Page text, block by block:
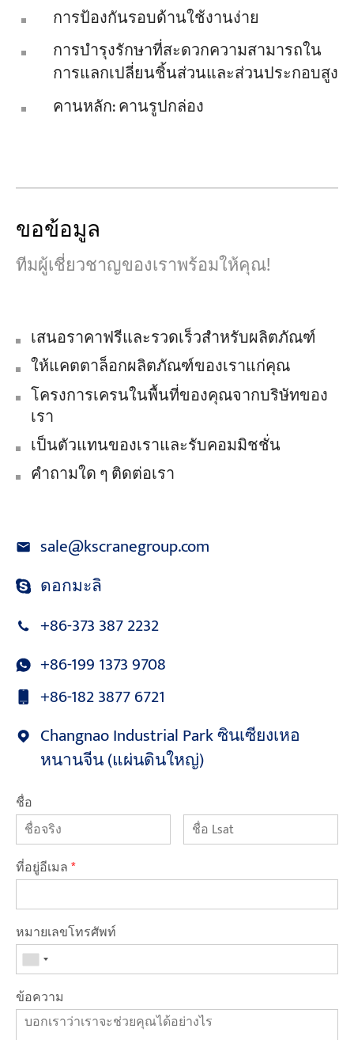
การป้องกันรอบด้านใช้งานง่าย
การบำรุงรักษาที่สะดวกความสามารถใน
การแลกเปลี่ยนชิ้นส่วนและส่วนประกอบสูง
คานหลัก: คานรูปกล่อง
ขอข้อมูล
ทีมผู้เชี่ยวชาญของเราพร้อมให้คุณ!
เสนอราคาฟรีและรวดเร็วสำหรับผลิตภัณฑ์
ให้แคตตาล็อกผลิตภัณฑ์ของเราแก่คุณ
โครงการเครนในพื้นที่ของคุณจากบริษัทของ
เรา
เป็นตัวแทนของเราและรับคอมมิชชั่น
คำถามใด ๆ ติดต่อเรา
sale@kscranegroup.com
ดอกมะลิ
+86-373 387 2232
+86-199 1373 9708
+86-182 3877 6721
Changnao Industrial Park ซินเซียงเหอ
หนานจีน (แผ่นดินใหญ่)
ชื่อ
ที่อยู่อีเมล*
หมายเลขโทรศัพท์
ข้อความ